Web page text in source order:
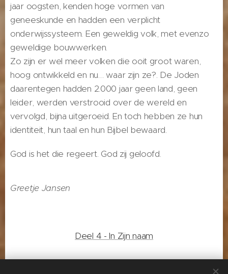
jaar oogsten, kenden hoge vormen van
geneeskunde en hadden een verplicht
onderwijssysteem. Een geweldig volk, met evenzo
geweldige bouwwerken.
Zo zijn er wel meer volken die ooit groot waren,
hoog ontwikkeld en nu… waar zijn ze?. De Joden
daarentegen hadden 2.000 jaar geen land, geen
leider, werden verstrooid over de wereld en
vervolgd, bijna uitgeroeid. En toch hebben ze hun
identiteit, hun taal en hun Bijbel bewaard.
God is het die regeert. God zij geloofd.
Greetje Jansen
Deel 4 - In Zijn naam